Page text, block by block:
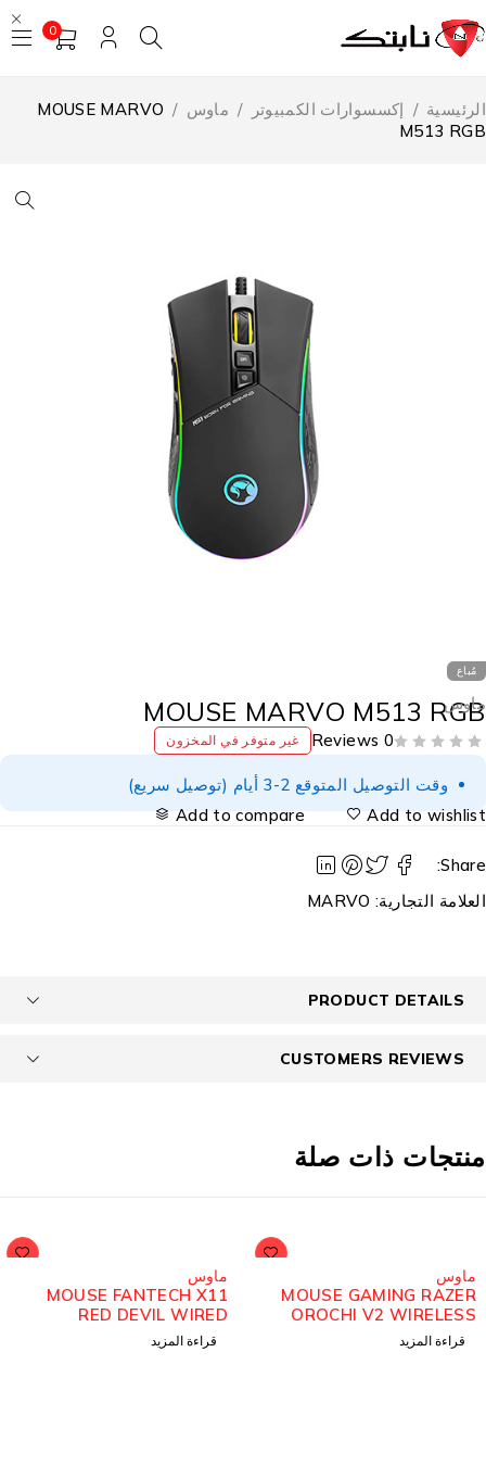
0
/ إكسسوارات الكمبيوتر ماوس
MOUSE MARVO
M513
مُباع
MOUSE MARVO M513
0 Reviews غير متوفر في المخزون
وقت التوصيل المتوقع 2-3 أيام (توصيل سريع)
Add to
Add to compare
التجارية:MARVO
PRODUCT DETAILS
CUSTOMERS REVIEWS
ذات صلة
مُباع
ماوس
MOUSE GAMING RAZER
OROCHI V2 WIRELESS
WHITE
قراءة المزيد
مُباع
ماوس
MOUSE FANTECH X11
RED DEVIL WIRED
قراءة المزيد